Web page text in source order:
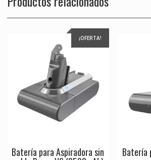
¡OFERTA!
Batería para Aspiradora sin Batería